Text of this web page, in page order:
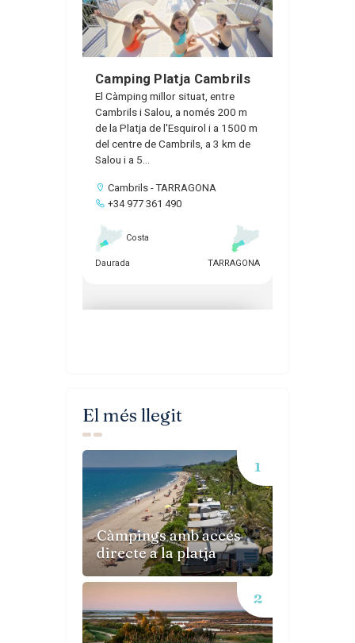
El més llegit
Càmpings amb accés
directe a la platja